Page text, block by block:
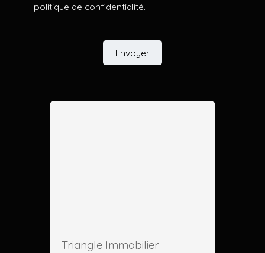
politique de confidentialité.
Envoyer
Triangle Immobilier